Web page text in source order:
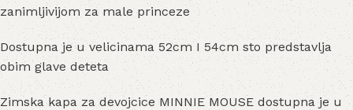
zanimljivijom za male princeze
Dostupna je u velicinama 52cm I 54cm sto predstavlja
obim glave deteta
Zimska kapa za devojcice MINNIE MOUSE dostupna je u